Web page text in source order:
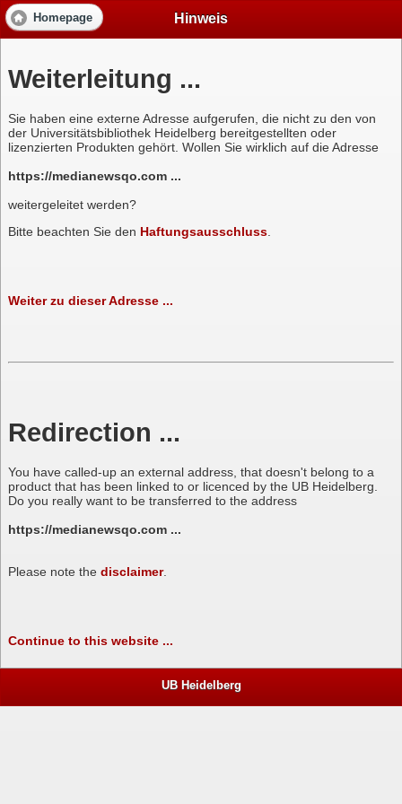
Homepage Hinweis
Weiterleitung ...
Sie haben eine externe Adresse aufgerufen, die nicht zu den von
der Universitätsbibliothek Heidelberg bereitgestellten oder
lizenzierten Produkten gehört. Wollen Sie wirklich auf die Adresse
https://medianewsqo.com ...
weitergeleitet werden?
Bitte beachten Sie den Haftungsausschluss.
Weiter zu dieser Adresse ...
Redirection ...
You have called-up an external address, that doesn't belong to a
product that has been linked to or licenced by the UB Heidelberg.
Do you really want to be transferred to the address
https://medianewsqo.com ...
Please note the disclaimer.
Continue to this website ...
UB Heidelberg